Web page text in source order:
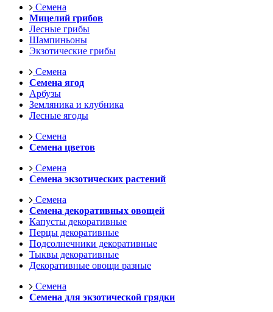
Семена
Мицелий грибов
Лесные грибы
Шампиньоны
Экзотические грибы
Семена
Семена ягод
Арбузы
Земляника и клубника
Лесные ягоды
Семена
Семена цветов
Семена
Семена экзотических растений
Семена
Семена декоративных овощей
Капусты декоративные
Перцы декоративные
Подсолнечники декоративные
Тыквы декоративные
Декоративные овощи разные
Семена
Семена для экзотической грядки